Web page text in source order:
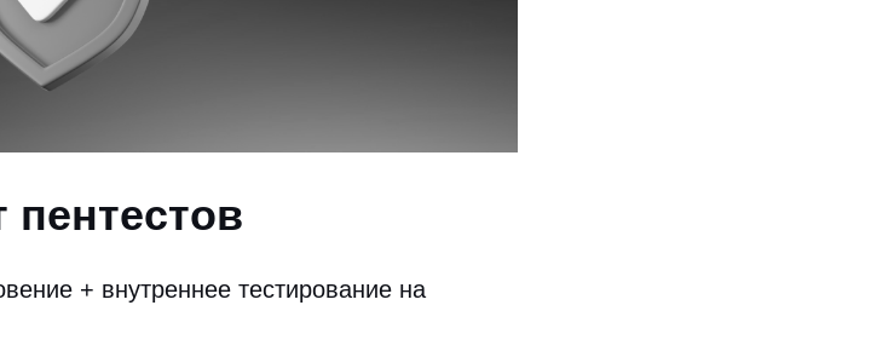
пентестов
+ внутреннее тестирование на